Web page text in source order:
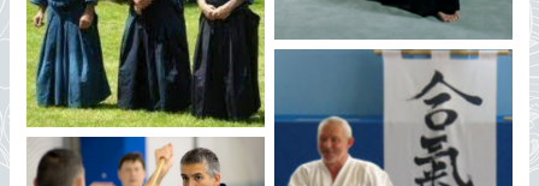
TIKI Shewan